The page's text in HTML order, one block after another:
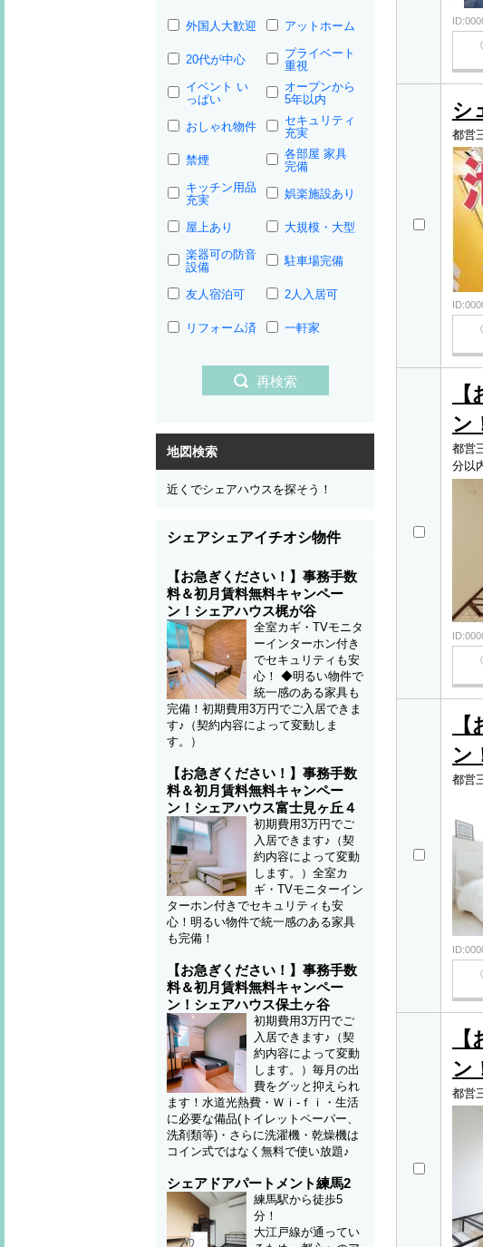
シ
都営
ン
都営
分以
ン
都営
ン
都営
外国人大歓迎 アットホーム
20代が中心
プライベート
重視
イベント い
っぱい
オープンから
5年以内
おしゃれ物件
セキュリティ
充実
禁煙
各部屋 家具
完備
キッチン用品
充実
娯楽施設あり
屋上あり
大規模・大型
楽器可の防音
設備
駐車場完備
友人宿泊可 2人入居可
リフォーム済 一軒家
再検索
地図検索
近くでシェアハウスを探そう！
シェアシェアイチオシ物件
【お急ぎください！】事務手数
料＆初月賃料無料キャンペー
ン！シェアハウス梶が谷
全室カギ・TVモニタ
ーインターホン付き
でセキュリティも安
心！ ◆明るい物件で
統一感のある家具も
完備！初期費用3万円でご入居できま
す♪（契約内容によって変動しま
す。）
【お急ぎください！】事務手数
料＆初月賃料無料キャンペー
ン！シェアハウス富士見ヶ丘４
初期費用3万円でご
入居できます♪（契
約内容によって変動
します。）全室カ
ギ・TVモニターイン
ターホン付きでセキュリティも安
心！明るい物件で統一感のある家具
も完備！
【お急ぎください！】事務手数
料＆初月賃料無料キャンペー
ン！シェアハウス保土ヶ谷
初期費用3万円でご
入居できます♪（契
約内容によって変動
します。）毎月の出
費をグッと抑えられ
ます！水道光熱費・Ｗｉ-ｆｉ・生活
に必要な備品(トイレットペーパー、
洗剤類等)・さらに洗濯機・乾燥機は
コイン式ではなく無料で使い放題♪
シェアドアパートメント練馬2
練馬駅から徒歩5
分！
大江戸線が通ってい